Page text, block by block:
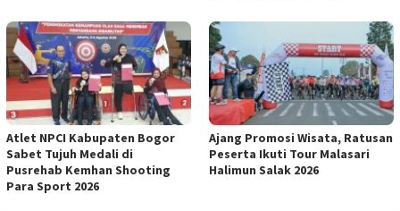
Atlet NPCI Kabupaten Bogor
Sabet Tujuh Medali di
Pusrehab Kemhan Shooting
Para Sport 2026
Ajang Promosi Wisata, Ratusan
Peserta Ikuti Tour Malasari
Halimun Salak 2026